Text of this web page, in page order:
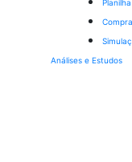
Análises e Estudos